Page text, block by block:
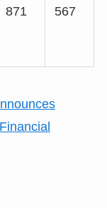
871
567